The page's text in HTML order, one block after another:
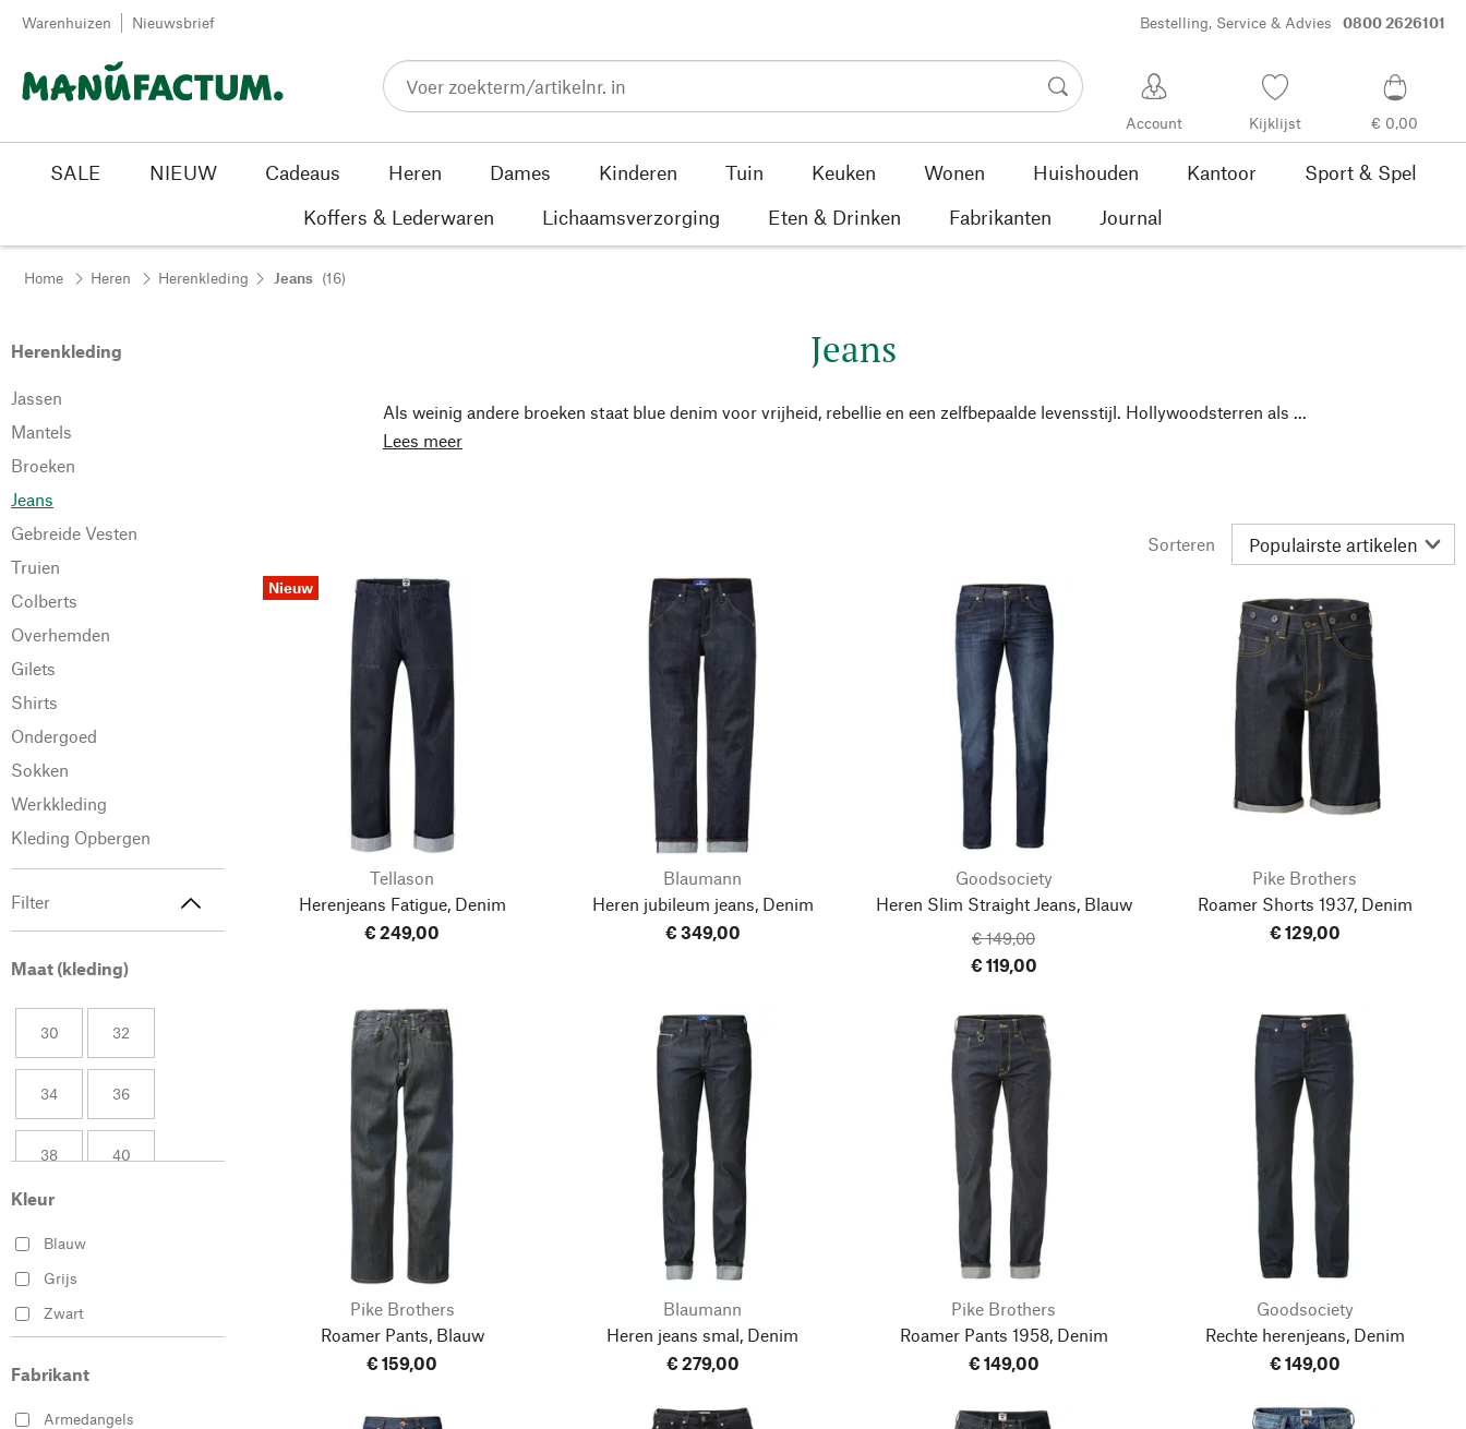
Passer au contenu
Warenhuizen Nieuwsbrief Bestelling, Service & Advies 0800 2626101
Account Kijklijst € 0,00
SALE NIEUW Cadeaus Heren Dames Kinderen Tuin Keuken Wonen Huishouden Kantoor
Sport & Spel
Koffers & Lederwaren
Lichaamsverzorging Eten & Drinken Fabrikanten Journal
Home Heren Herenkleding Jeans (16)
Herenkleding
Jassen
Mantels
Broeken
Jeans
Gebreide Vesten
Truien
Colberts
Overhemden
Gilets
Shirts
Ondergoed
Sokken
Werkkleding
Kleding Opbergen
Filter
Maat (kleding)
30 32
34 36
38 40
30/36
32/34 32/35
Kleur
Blauw
Grijs
Zwart
Fabrikant
Armedangels
Jeans
Als weinig andere broeken staat blue denim voor vrijheid, rebellie en een zelfbepaalde levensstijl. Hollywoodsterren als ...
Lees meer
Sorteren
Nieuw
Tellason
Herenjeans Fatigue, Denim
€ 249,00
Blaumann
Heren jubileum jeans, Denim
€ 349,00
Goodsociety
Heren Slim Straight Jeans, Blauw
€ 149,00
€ 119,00
Pike Brothers
Roamer Shorts 1937, Denim
€ 129,00
Pike Brothers
Roamer Pants, Blauw
€ 159,00
Blaumann
Heren jeans smal, Denim
€ 279,00
Pike Brothers
Roamer Pants 1958, Denim
€ 149,00
Goodsociety
Rechte herenjeans, Denim
€ 149,00